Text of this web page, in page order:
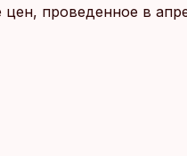
проведенное в